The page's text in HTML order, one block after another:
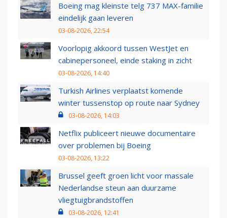
Boeing mag kleinste telg 737 MAX-familie
eindelijk gaan leveren
03-08-2026, 22:54
Voorlopig akkoord tussen WestJet en
cabinepersoneel, einde staking in zicht
03-08-2026, 14:40
Turkish Airlines verplaatst komende
winter tussenstop op route naar Sydney
03-08-2026, 14:03
Netflix publiceert nieuwe documentaire
over problemen bij Boeing
03-08-2026, 13:22
Brussel geeft groen licht voor massale
Nederlandse steun aan duurzame
vliegtuigbrandstoffen
03-08-2026, 12:41